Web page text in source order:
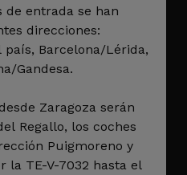
entrada se han
direcciones:
país, Barcelona/Lérida,
Gandesa.
Zaragoza serán
Regallo, los coches
Puigmoreno y
la TE-V-7032 hasta el